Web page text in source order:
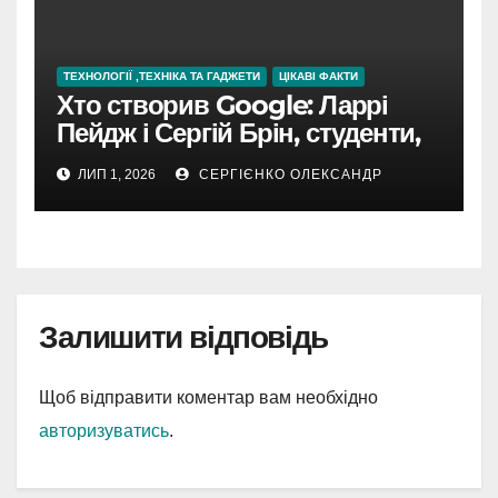
ТЕХНОЛОГІЇ ,ТЕХНІКА ТА ГАДЖЕТИ ЦІКАВІ ФАКТИ
Хто створив Google: Ларрі
Пейдж і Сергій Брін, студенти,
чия ідея підкорила інтернет
ЛИП 1, 2026 СЕРГІЄНКО ОЛЕКСАНДР
Залишити відповідь
Щоб відправити коментар вам необхідно
авторизуватись.